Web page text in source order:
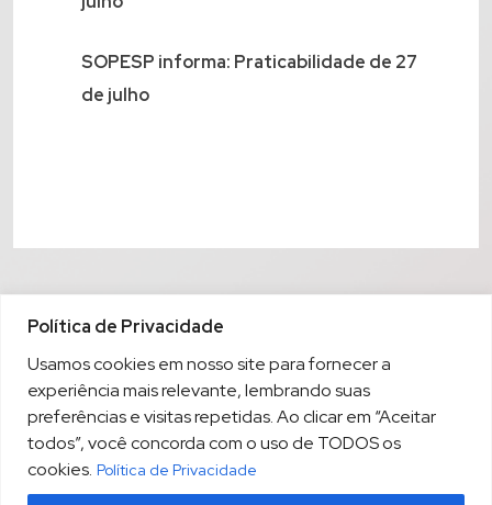
Política de Privacidade
Usamos cookies em nosso site para fornecer a
experiência mais relevante, lembrando suas
preferências e visitas repetidas. Ao clicar em “Aceitar
todos”, você concorda com o uso de TODOS os
cookies. Política de Privacidade
SOPESP informa: Praticabilidade de 27
de julho